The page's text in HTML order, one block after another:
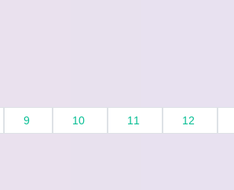
9 10 11 12